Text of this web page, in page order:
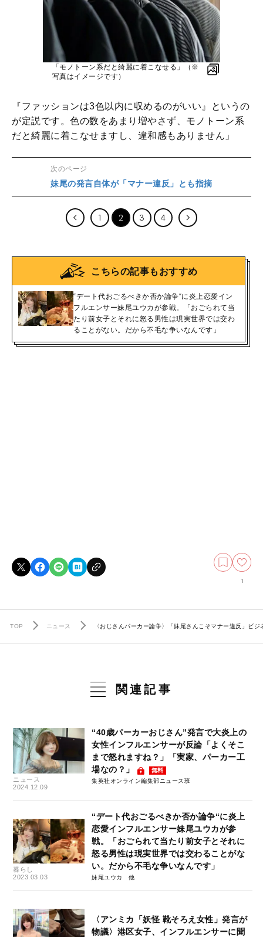
「モノトーン系だと綺麗に着こなせる」（※
写真はイメージです）
『ファッションは3色以内に収めるのがいい』というの
が定説です。色の数をあまり増やさず、モノトーン系
だと綺麗に着こなせますし、違和感もありません」
次のページ
妹尾の発言自体が「マナー違反」とも指摘
1 2 3 4
こちらの記事もおすすめ
“デート代おごるべきか否か論争“に炎上恋愛イン
フルエンサー妹尾ユウカが参戦。「おごられて当
たり前女子とそれに怒る男性は現実世界では交わ
ることがない。だから不毛な争いなんです」
1
TOP ニュース 〈おじさんパーカー論争〉「妹尾さんこそマナー違反」ビ
関連記事
ニュース
2024.12.09
“40歳パーカーおじさん”発言で大炎上の
女性インフルエンサーが反論「よくそこ
まで怒れますね？」「実家、パーカー工
場なの？」
無料
集英社オンライン編集部ニュース班
暮らし
2023.03.03
“デート代おごるべきか否か論争“に炎上
恋愛インフルエンサー妹尾ユウカが参
戦。「おごられて当たり前女子とそれに
怒る男性は現実世界では交わることがな
い。だから不毛な争いなんです」
妹尾ユウカ
〈アンミカ「妖怪 靴そろえ女性」発言が
物議〉港区女子、インフルエンサーに聞